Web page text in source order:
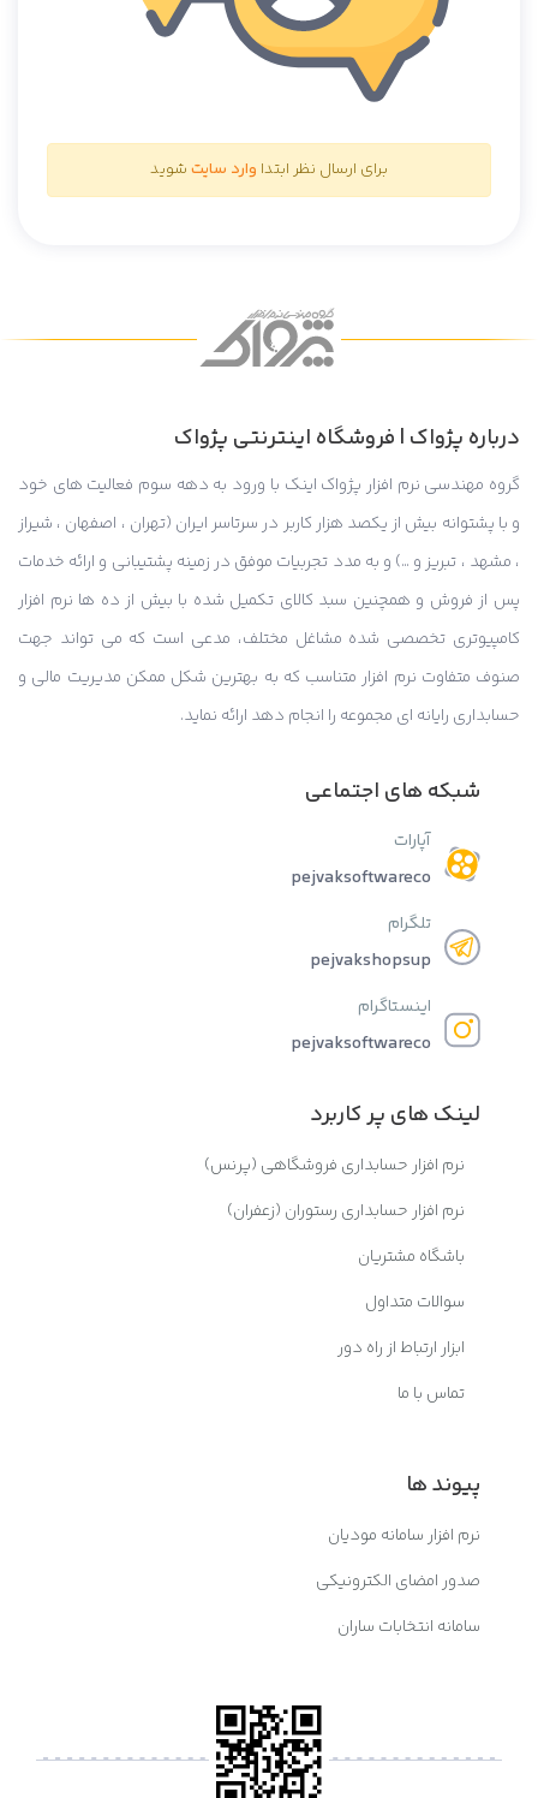
برای ارسال نظر ابتدا وارد سایت شوید
درباره پژواک | فروشگاه اینترنتی پژواک
گروه مهندسی نرم افزار پژواک اینک با ورود به دهه سوم فعالیت های خود
و با پشتوانه بیش از یکصد هزار کاربر در سرتاسر ایران (تهران ، اصفهان ، شیراز
، مشهد ، تبریز و …) و به مدد تجربیات موفق در زمینه پشتیبانی و ارائه خدمات
پس از فروش و همچنین سبد کالای تکمیل شده با بیش از ده ها نرم افزار
کامپیوتری تخصصی شده مشاغل مختلف، مدعی است که می تواند جهت
صنوف متفاوت نرم افزار متناسب که به بهترین شکل ممکن مدیریت مالی و
حسابداری رایانه ای مجموعه را انجام دهد ارائه نماید.
شبکه های اجتماعی
آپارات
pejvaksoftwareco
تلگرام
pejvakshopsup
اینستاگرام
pejvaksoftwareco
لینک های پر کاربرد
نرم افزار حسابداری فروشگاهی (پرنس)
نرم افزار حسابداری رستوران (زعفران)
باشگاه مشتریان
سوالات متداول
ابزار ارتباط از راه دور
تماس با ما
پیوند ها
نرم افزار سامانه مودیان
صدور امضای الکترونیکی
سامانه انتخابات ساران